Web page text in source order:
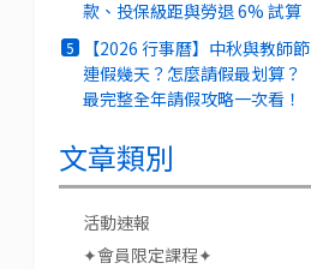
款、投保級距與勞退 6% 試算
5
【2026 行事曆】中秋與教師節
連假幾天？怎麼請假最划算？
最完整全年請假攻略一次看！
文章類別
活動速報
✦會員限定課程✦